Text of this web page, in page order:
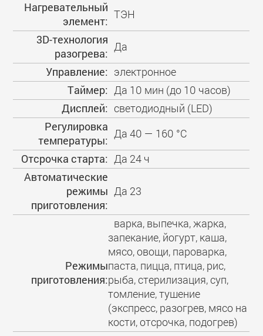
Нагревательный
элемент:
ТЭН
3D-технология
разогрева:
Да
Управление: электронное
Таймер: Да 10 мин (до 10 часов)
Дисплей: светодиодный (LED)
Регулировка
температуры:
Да 40 — 160 °C
Отсрочка старта: Да 24 ч
Автоматические
режимы
приготовления:
Да 23
Режимы
приготовления:
варка, выпечка, жарка,
запекание, йогурт, каша,
мясо, овощи, пароварка,
паста, пицца, птица, рис,
рыба, стерилизация, суп,
томление, тушение
(экспресс, разогрев, мясо на
кости, отсрочка, подогрев)